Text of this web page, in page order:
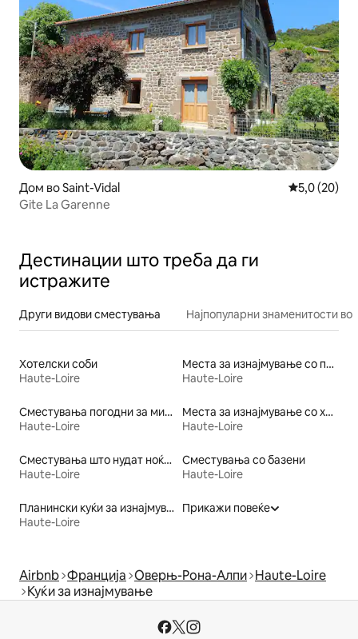
Дом во Saint-Vidal Просечна
5,0 (20)
Gite La Garenne
Дестинации што треба да ги
истражите
Други видови сместувања Најпопуларни знаменитости во
Хотелски соби
Haute-Loire
Места за изнајмување со пристап до езеро
Haute-Loire
Сместувања погодни за миленичиња
Haute-Loire
Места за изнајмување со хидромасажна када
Haute-Loire
Сместувања што нудат ноќевање со појадок
Haute-Loire
Сместувања со базени
Haute-Loire
Планински куќи за изнајмување
Haute-Loire
Прикажи повеќе
Airbnb Франција Оверњ-Рона-Алпи Haute-Loire
Куќи за изнајмување